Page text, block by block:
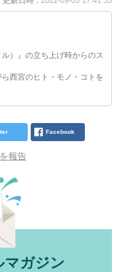
）』の立ち上げ時からのス
西宮のヒト・モノ・コトを
Facebook
報告
マガジン